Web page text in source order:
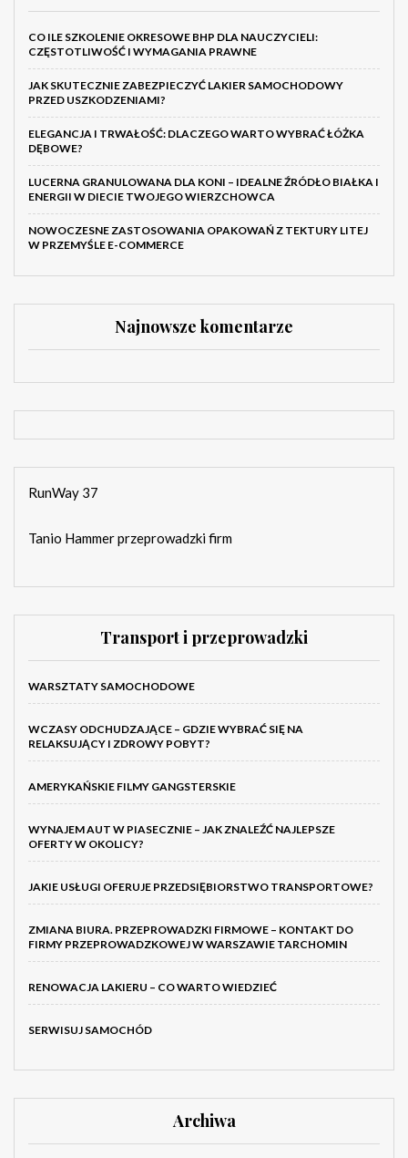
CO ILE SZKOLENIE OKRESOWE BHP DLA NAUCZYCIELI:
CZĘSTOTLIWOŚĆ I WYMAGANIA PRAWNE
JAK SKUTECZNIE ZABEZPIECZYĆ LAKIER SAMOCHODOWY
PRZED USZKODZENIAMI?
ELEGANCJA I TRWAŁOŚĆ: DLACZEGO WARTO WYBRAĆ ŁÓŻKA
DĘBOWE?
LUCERNA GRANULOWANA DLA KONI – IDEALNE ŹRÓDŁO BIAŁKA I
ENERGII W DIECIE TWOJEGO WIERZCHOWCA
NOWOCZESNE ZASTOSOWANIA OPAKOWAŃ Z TEKTURY LITEJ
W PRZEMYŚLE E-COMMERCE
Najnowsze komentarze
RunWay 37
Tanio Hammer przeprowadzki firm
Transport i przeprowadzki
WARSZTATY SAMOCHODOWE
WCZASY ODCHUDZAJĄCE – GDZIE WYBRAĆ SIĘ NA
RELAKSUJĄCY I ZDROWY POBYT?
AMERYKAŃSKIE FILMY GANGSTERSKIE
WYNAJEM AUT W PIASECZNIE – JAK ZNALEŹĆ NAJLEPSZE
OFERTY W OKOLICY?
JAKIE USŁUGI OFERUJE PRZEDSIĘBIORSTWO TRANSPORTOWE?
ZMIANA BIURA. PRZEPROWADZKI FIRMOWE – KONTAKT DO
FIRMY PRZEPROWADZKOWEJ W WARSZAWIE TARCHOMIN
RENOWACJA LAKIERU – CO WARTO WIEDZIEĆ
SERWISUJ SAMOCHÓD
Archiwa